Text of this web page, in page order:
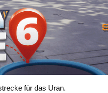
für das Uran.